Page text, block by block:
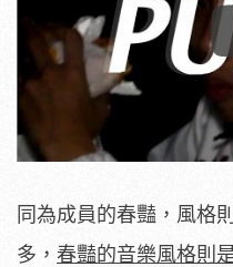
同為成員的春豔，風格
多， 春豔的音樂風格則